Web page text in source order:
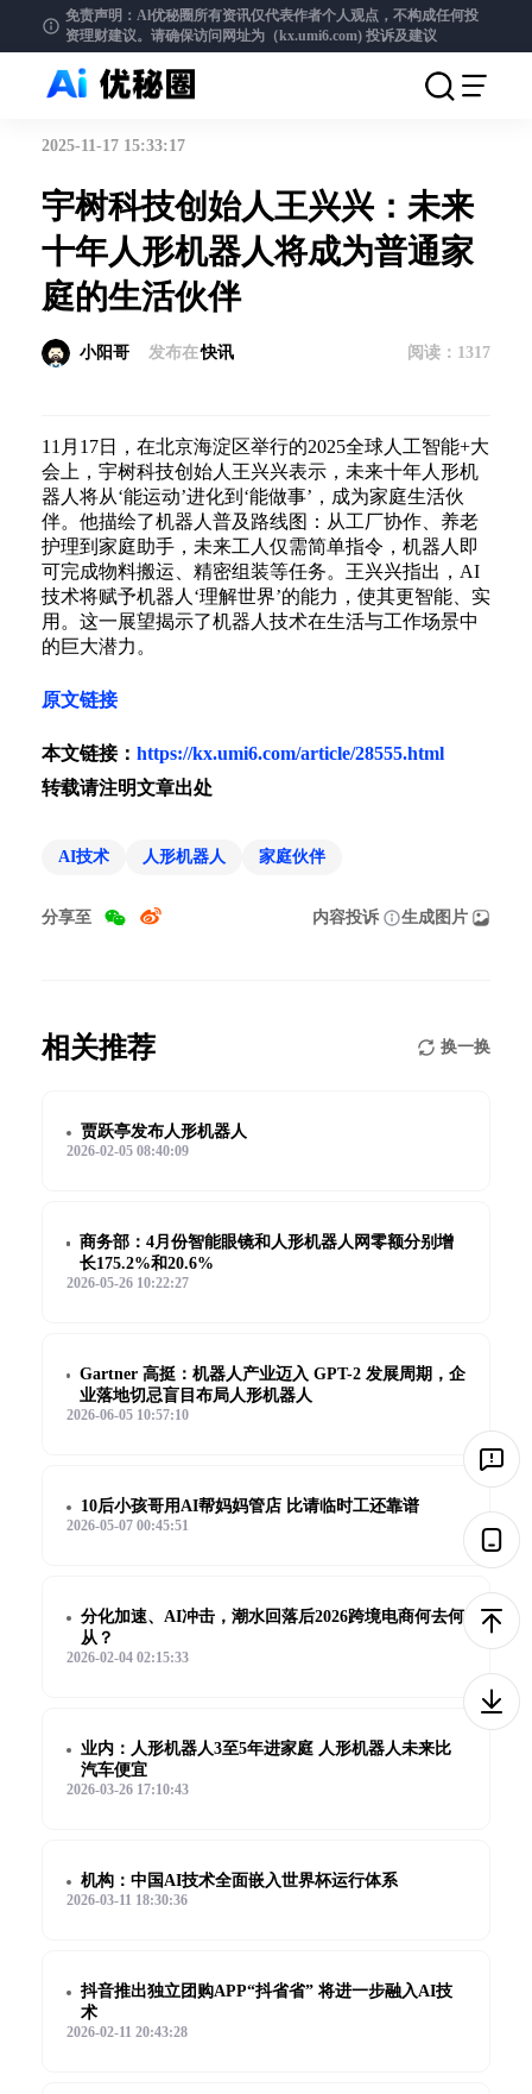
免责声明：Al优秘圈所有资讯仅代表作者个人观点，不构成任何投
资理财建议。请确保访问网址为（kx.umi6.com) 投诉及建议
2025-11-17 15:33:17
宇树科技创始人王兴兴：未来
十年人形机器人将成为普通家
庭的生活伙伴
小阳哥 发布在快讯 阅读： 1317
11月17日，在北京海淀区举行的2025全球人工智能+大
会上，宇树科技创始人王兴兴表示，未来十年人形机
器人将从‘能运动’进化到‘能做事’，成为家庭生活伙
伴。他描绘了机器人普及路线图：从工厂协作、养老
护理到家庭助手，未来工人仅需简单指令，机器人即
可完成物料搬运、精密组装等任务。王兴兴指出，AI
技术将赋予机器人‘理解世界’的能力，使其更智能、实
用。这一展望揭示了机器人技术在生活与工作场景中
的巨大潜力。
原文链接
本文链接： https://kx.umi6.com/article/28555.html
转载请注明文章出处
AI技术 人形机器人 家庭伙伴
分享至 内容投诉 生成图片
相关推荐 换一换
贾跃亭发布人形机器人
2026-02-05 08:40:09
商务部：4月份智能眼镜和人形机器人网零额分别增
长175.2%和20.6%
2026-05-26 10:22:27
Gartner 高挺：机器人产业迈入 GPT-2 发展周期，企
业落地切忌盲目布局人形机器人
2026-06-05 10:57:10
10后小孩哥用AI帮妈妈管店 比请临时工还靠谱
2026-05-07 00:45:51
分化加速、AI冲击，潮水回落后2026跨境电商何去何
从？
2026-02-04 02:15:33
业内：人形机器人3至5年进家庭 人形机器人未来比
汽车便宜
2026-03-26 17:10:43
机构：中国AI技术全面嵌入世界杯运行体系
2026-03-11 18:30:36
抖音推出独立团购APP“抖省省” 将进一步融入AI技
术
2026-02-11 20:43:28